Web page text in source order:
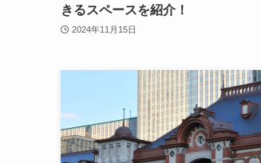
きるスペースを紹介！
2024年11月15日